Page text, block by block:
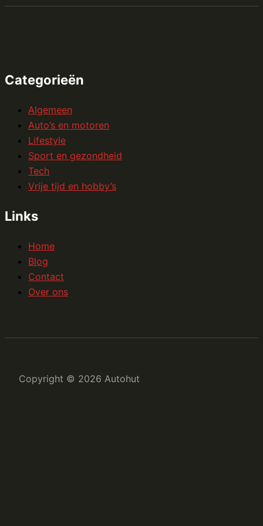
Categorieën
Algemeen
Auto’s en motoren
Lifestyle
Sport en gezondheid
Tech
Vrije tijd en hobby’s
Links
Home
Blog
Contact
Over ons
Copyright © 2026 Autohut